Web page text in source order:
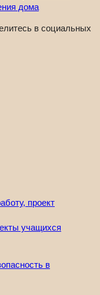
дома
в социальных
проект
в